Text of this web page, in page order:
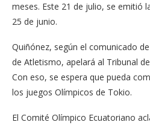
meses. Este 21 de julio, se emitió
25 de junio.
Quiñónez, según el comunicado
de Atletismo, apelará al Tribunal
Con eso, se espera que pueda
los juegos Olímpicos de Tokio.
El Comité Olímpico Ecuatoriano